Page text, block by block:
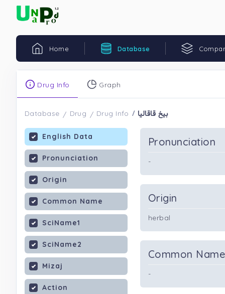
Home Database
Drug Info Graph
Database Drug Drug Info بیخ قاقالیا
English Data
Pronunciation
Origin
Common Name
SciName1
SciName2
Mizaj
Action
Pronunciation
-
Origin
herbal
Common Name
-